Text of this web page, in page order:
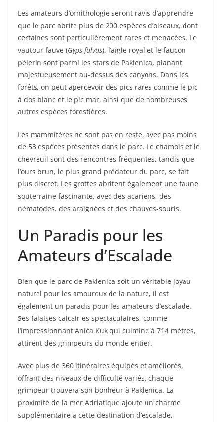
Les amateurs d’ornithologie seront ravis d’apprendre
que le parc abrite plus de 200 espèces d’oiseaux, dont
certaines sont particulièrement rares et menacées. Le
vautour fauve (Gyps fulvus), l’aigle royal et le faucon
pèlerin sont parmi les stars de Paklenica, planant
majestueusement au-dessus des canyons. Dans les
forêts, on peut apercevoir des pics rares comme le pic
à dos blanc et le pic mar, ainsi que de nombreuses
autres espèces forestières.
Les mammifères ne sont pas en reste, avec pas moins
de 53 espèces présentes dans le parc. Le chamois et le
chevreuil sont des rencontres fréquentes, tandis que
l’ours brun, le plus grand prédateur du parc, se fait
plus discret. Les grottes abritent également une faune
souterraine fascinante, avec des acariens, des
nématodes, des araignées et des chauves-souris.
Un Paradis pour les
Amateurs d’Escalade
Bien que le parc de Paklenica soit un véritable joyau
naturel pour les amoureux de la nature, il est
également un paradis pour les amateurs d’escalade.
Ses falaises calcair es spectaculaires, comme
l’impressionnant Anića Kuk qui culmine à 714 mètres,
attirent des grimpeurs du monde entier.
Avec plus de 360 itinéraires équipés et améliorés,
offrant des niveaux de difficulté variés, chaque
grimpeur trouvera son bonheur à Paklenica. La
proximité de la mer Adriatique ajoute un charme
supplémentaire à cette destination d’escalade,